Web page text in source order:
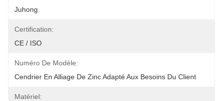
Juhong
Certification:
CE / ISO
Numéro De Modèle:
Cendrier En Alliage De Zinc Adapté Aux Besoins Du Client
Matériel: